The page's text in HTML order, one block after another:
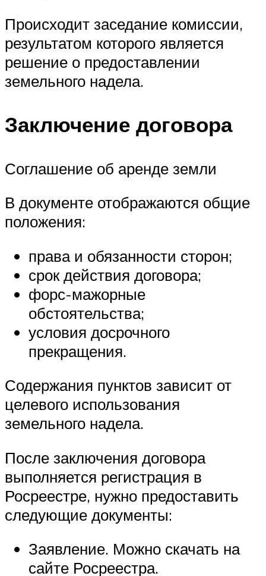
Происходит заседание комиссии,
результатом которого является
решение о предоставлении
земельного надела.
Заключение договора
Соглашение об аренде земли
В документе отображаются общие
положения:
права и обязанности сторон;
срок действия договора;
форс-мажорные
обстоятельства;
условия досрочного
прекращения.
Содержания пунктов зависит от
целевого использования
земельного надела.
После заключения договора
выполняется регистрация в
Росреестре, нужно предоставить
следующие документы:
Заявление. Можно скачать на
сайте Росреестра.